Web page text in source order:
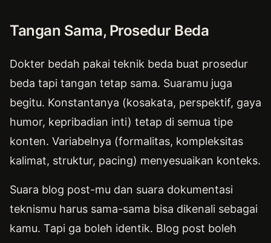
Tangan Sama, Prosedur Beda
Dokter bedah pakai teknik beda buat prosedur
beda tapi tangan tetap sama. Suaramu juga
begitu. Konstantanya (kosakata, perspektif, gaya
humor, kepribadian inti) tetap di semua tipe
konten. Variabelnya (formalitas, kompleksitas
kalimat, struktur, pacing) menyesuaikan konteks.
Suara blog post-mu dan suara dokumentasi
teknismu harus sama-sama bisa dikenali sebagai
kamu. Tapi ga boleh identik. Blog post boleh